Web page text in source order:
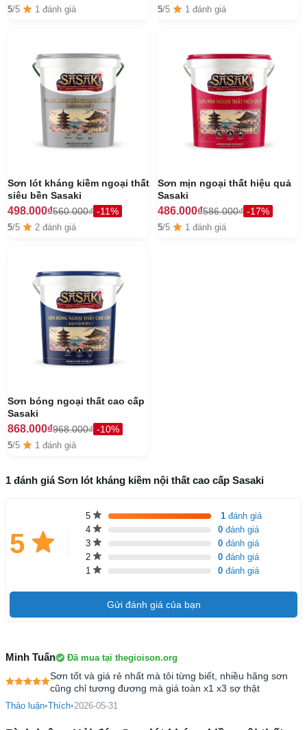
5/5 1 đánh giá 5/5 1 đánh giá
Sơn lót kháng kiềm ngoại thất
siêu bền Sasaki
498.000₫560.000₫ -11%
5/5 2 đánh giá
Sơn mịn ngoại thất hiệu quả
Sasaki
486.000₫586.000₫ -17%
5/5 1 đánh giá
Sơn bóng ngoại thất cao cấp
Sasaki
868.000₫968.000₫ -10%
5/5 1 đánh giá
1 đánh giá Sơn lót kháng kiềm nội thất cao cấp Sasaki
5
5 1 đánh giá
4
0 đánh giá
3
0 đánh giá
2
0 đánh giá
1
0 đánh giá
Gửi đánh giá của bạn
Minh Tuấn Đã mua tại thegioison.org
Sơn tốt và giá rẻ nhất mà tôi từng biết, nhiều hãng sơn
cũng chỉ tương đương mà giá toàn x1 x3 sợ thật
Thảo luận•Thích•2026-05-31